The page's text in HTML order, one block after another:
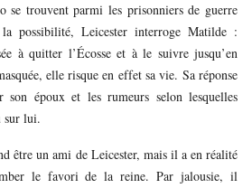
se trouvent parmi les prisonniers de guerre
possibilité, Leicester interroge Matilde :
à quitter l’Écosse et à le suivre jusqu’en
elle risque en effet sa vie. Sa réponse
époux et les rumeurs selon lesquelles
sur lui.
être un ami de Leicester, mais il a en réalité
le favori de la reine. Par jalousie, il